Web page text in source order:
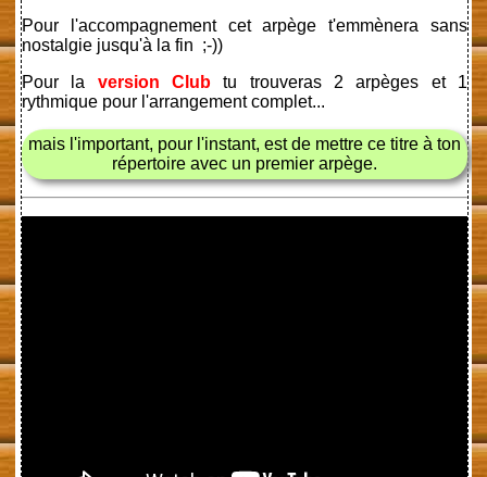
Pour l'accompagnement cet arpège t'emmènera sans
nostalgie jusqu'à la fin ;-))
Pour la version Clubtu trouveras 2 arpèges et 1
rythmique pour l'arrangement complet...
mais l'important, pour l'instant, est de mettre ce titre à ton
répertoire avec un premier arpège.